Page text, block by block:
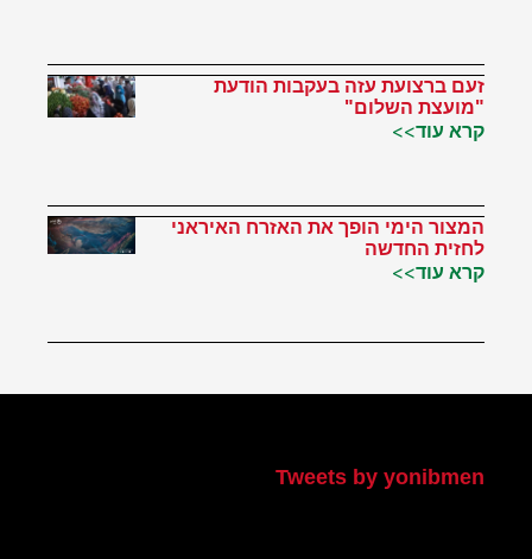
זעם ברצועת עזה בעקבות הודעת
"מועצת השלום"
קרא עוד>>
המצור הימי הופך את האזרח האיראני
לחזית החדשה
קרא עוד>>
Tweets by yonibmen